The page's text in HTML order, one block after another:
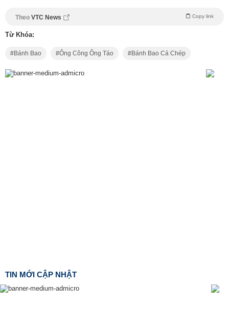
Theo VTC News Copy link
Từ Khóa:
Bánh Bao Ông Công Ông Táo Bánh Bao Cá Chép
TIN MỚI CẬP NHẬT